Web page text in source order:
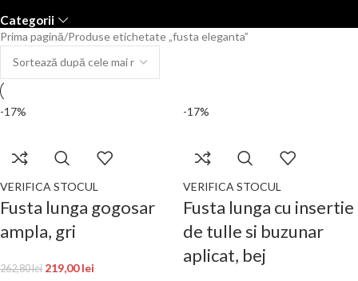
Categorii
Prima pagină Produse etichetate „fusta eleganta”
-17%
VERIFICA STOCUL
Fusta lunga gogosar
ampla, gri
262,80lei 219,00lei
-17%
VERIFICA STOCUL
Fusta lunga cu insertie
de tulle si buzunar
aplicat, bej